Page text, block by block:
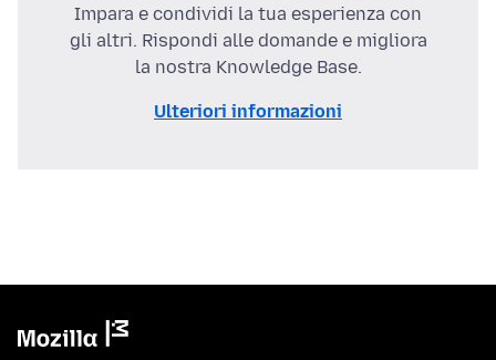
Impara e condividi la tua esperienza con
gli altri. Rispondi alle domande e migliora
la nostra Knowledge Base.
Ulteriori informazioni